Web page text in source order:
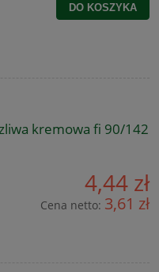
DO KOSZYKA
kremowa fi 90/142
4,44 zł
Cena netto: 3,61 zł